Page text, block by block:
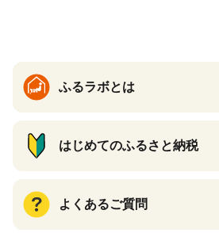
ふるラボとは
はじめてのふるさと納税
よくあるご質問